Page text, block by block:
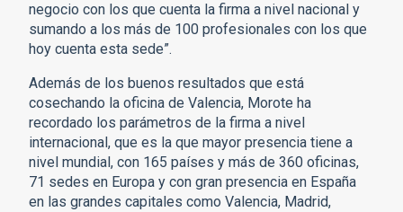
negocio con los que cuenta la firma a nivel nacional y
sumando a los más de 100 profesionales con los que
hoy cuenta esta sede”.
Además de los buenos resultados que está
cosechando la oficina de Valencia, Morote ha
recordado los parámetros de la firma a nivel
internacional, que es la que mayor presencia tiene a
nivel mundial, con 165 países y más de 360 oficinas,
71 sedes en Europa y con gran presencia en España
en las grandes capitales como Valencia, Madrid,